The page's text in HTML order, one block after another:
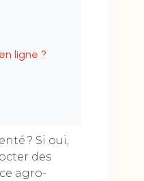
ligne ?
? Si oui,
des
agro-